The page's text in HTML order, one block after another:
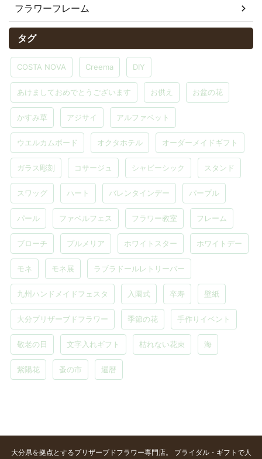
フラワーフレーム
タグ
COSTA NOVA Creema DIY
あけましておめでとうございます お供え お盆の花
かすみ草 アジサイ アルファベット
ウエルカムボード オクタホテル オーダーメイドギフト
ガラス彫刻 コサージュ シャビーシック スタンド
スワッグ ハート バレンタインデー パープル
パール ファベルフェス フラワー教室 フレーム
ブローチ プルメリア ホワイトスター ホワイトデー
モネ モネ展 ラブラドールレトリーバー
九州ハンドメイドフェスタ 入園式 卒寿 壁紙
大分プリザーブドフラワー 季節の花 手作りイベント
敬老の日 文字入れギフト 枯れない花束 海
紫陽花 蚤の市 還暦
大分県を拠点とするプリザーブドフラワー専門店。 ブライダル・ギフトで人